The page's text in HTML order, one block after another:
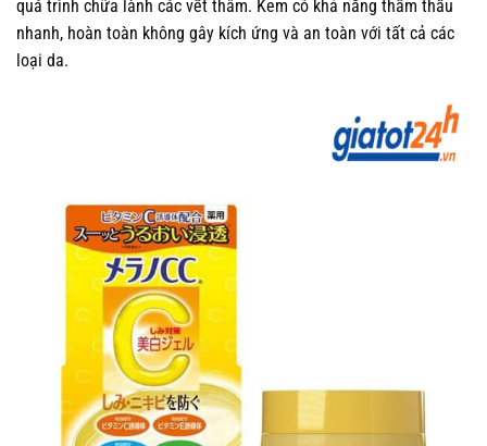
quá trình chữa lành các vết thâm. Kem có khả năng thẩm thấu
nhanh, hoàn toàn không gây kích ứng và an toàn với tất cả các
loại da.